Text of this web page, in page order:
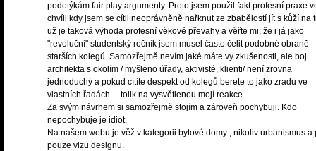
podotýkám fair play argumenty. Proto jsem použil fakt profesní praxe
chvíli kdy jsem se cítil neoprávněně nařknut ze zbabělostí jít s kůží na
už je taková výhoda profesní věkové převahy a věřte mi, že i já jako
"revoluční" studentský ročník jsem musel často čelit podobné obraně
starších kolegů. Samozřejmě nevím jaké máte vy zkušenosti, ale boj
architekta s okolím / myšleno úřady, aktivisté, klienti/ není zrovna
jednoduchý a pokud cítíte despekt od kolegů berete to jako zradu ve
vlastních řadách.... tolik na vysvětlenou mojí reakce.
Za svým návrhem si samozřejmě stojím a zároveň pochybuji. Kdo
nepochybuje je idiot.
Na našem webu je věž v kategorii bytové domy , nikoliv urbanismus a
pouze vizu designu.